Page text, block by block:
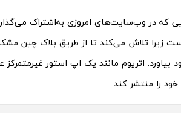
که در وب‌سایت‌های امروزی به‌اشتراک
زیرا تلاش می‌کند تا از طریق بلاک ‌چین
بیاورد. اتریوم مانند یک اپ استور
را منتشر کند.